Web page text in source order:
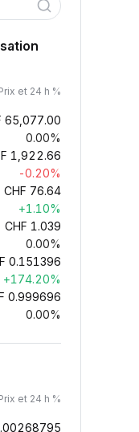
et 24 h %
65,077.00
0.00%
1,922.66
-0.20%
CHF 76.64
+1.10%
CHF 1.039
0.00%
0.151396
+174.20%
0.999696
0.00%
et 24 h %